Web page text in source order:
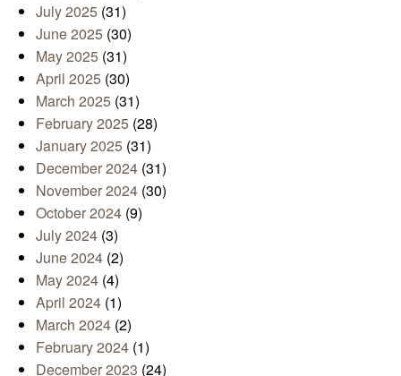
July 2025 (31)
June 2025 (30)
May 2025 (31)
April 2025 (30)
March 2025 (31)
February 2025 (28)
January 2025 (31)
December 2024 (31)
November 2024 (30)
October 2024 (9)
July 2024 (3)
June 2024 (2)
May 2024 (4)
April 2024 (1)
March 2024 (2)
February 2024 (1)
December 2023 (24)